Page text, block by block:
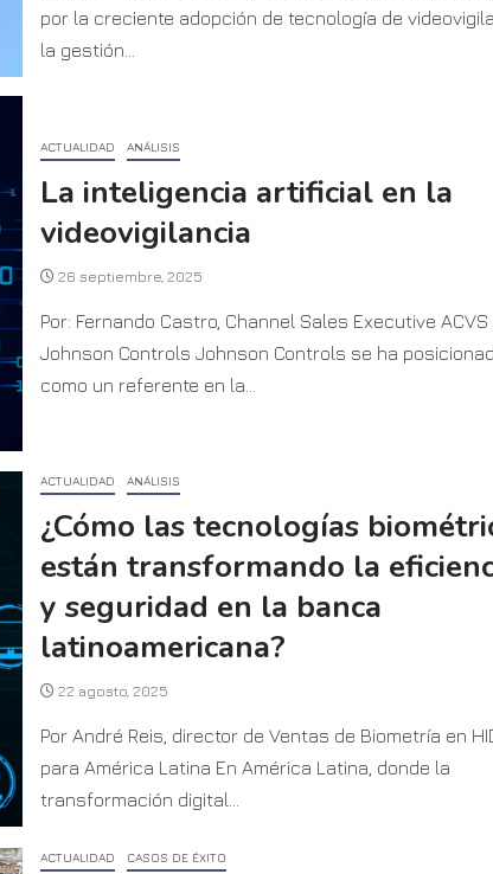
por la creciente adopción de tecnología de
la gestión...
ACTUALIDAD ANÁLISIS
La inteligencia artificial en la
videovigilancia
26 septiembre, 2025
Por: Fernando Castro, Channel Sales Executive
Johnson Controls Johnson Controls se ha
como un referente en la...
ACTUALIDAD ANÁLISIS
¿Cómo las tecnologías
están transformando la
y seguridad en la banca
latinoamericana?
22 agosto, 2025
Por André Reis, director de Ventas de Biometría en
para América Latina En América Latina, donde la
transformación digital...
ACTUALIDAD CASOS DE ÉXITO